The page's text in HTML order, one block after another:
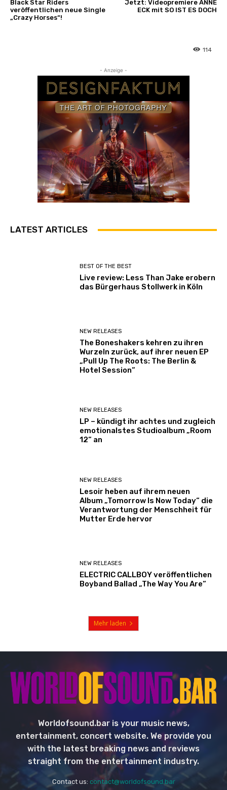
Black Star Riders
veröffentlichen neue Single
„Crazy Horses“!
Jetzt: Videopremiere ANNE
ECK mit SO IST ES DOCH
114
- Anzeige -
LATEST ARTICLES
BEST OF THE BEST
Live review: Less Than Jake erobern
das Bürgerhaus Stollwerk in Köln
NEW RELEASES
The Boneshakers kehren zu ihren
Wurzeln zurück, auf ihrer neuen EP
„Pull Up The Roots: The Berlin &
Hotel Session“
NEW RELEASES
LP – kündigt ihr achtes und zugleich
emotionalstes Studioalbum „Room
12“ an
NEW RELEASES
Lesoir heben auf ihrem neuen
Album „Tomorrow Is Now Today“ die
Verantwortung der Menschheit für
Mutter Erde hervor
NEW RELEASES
ELECTRIC CALLBOY veröffentlichen
Boyband Ballad „The Way You Are“
Mehr laden
Worldofsound.bar is your music news,
entertainment, concert website. We provide you
with the latest breaking news and reviews
straight from the entertainment industry.
Contact us: contact@worldofsound.bar